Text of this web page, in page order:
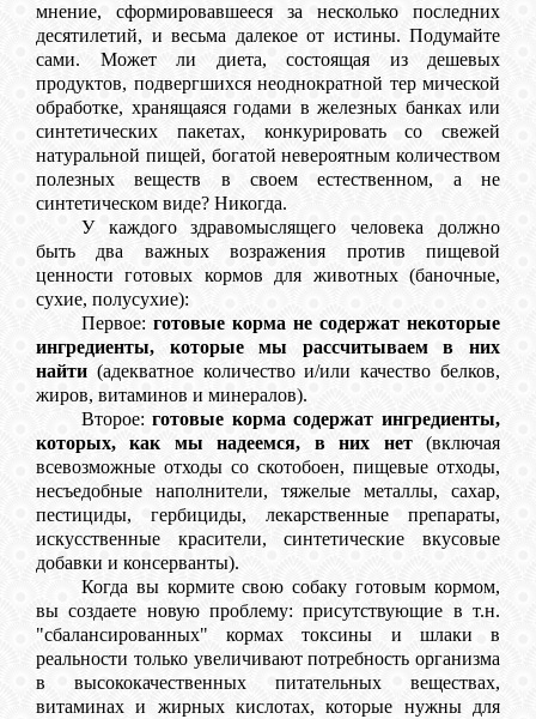
мнение, сформировавшееся за несколько последних
десятилетий, и весьма далекое от истины. Подумайте
сами. Может ли диета, состоящая из дешевых
продуктов, подвергшихся неоднократной тер мической
обработке, хранящаяся годами в железных банках или
синтетических пакетах, конкурировать со свежей
натуральной пищей, богатой невероятным количеством
полезных веществ в своем естественном, а не
синтетическом виде? Никогда.
У каждого здравомыслящего человека должно
быть два важных возражения против пищевой
ценности готовых кормов для животных (баночные,
сухие, полусухие):
Первое: готовые корма не содержат некоторые
ингредиенты, которые мы рассчитываем в них
найти (адекватное количество и/или качество белков,
жиров, витаминов и минералов).
Второе:готовые корма содержат ингредиенты,
которых, как мы надеемся, в них нет(включая
всевозможные отходы со скотобоен, пищевые отходы,
несъедобные наполнители, тяжелые металлы, сахар,
пестициды, гербициды, лекарственные препараты,
искусственные красители, синтетические вкусовые
добавки и консерванты).
Когда вы кормите свою собаку готовым кормом,
вы создаете новую проблему: присутствующие в т.н.
"сбалансированных" кормах токсины и шлаки в
реальности только увеличивают потребность организма
в высококачественных питательных веществах,
витаминах и жирных кислотах, которые нужны для